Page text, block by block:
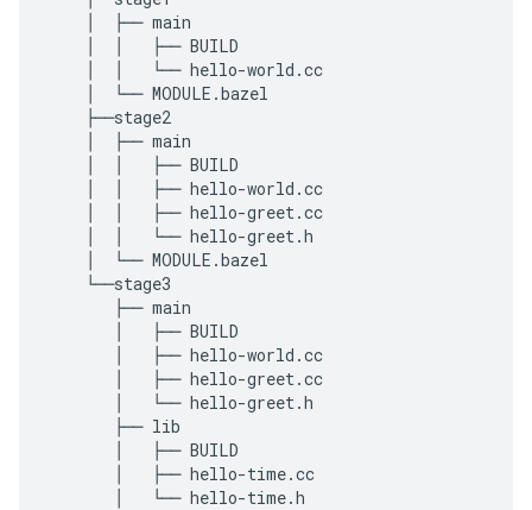
    │  ├── main
    │  │   ├── BUILD
    │  │   └── hello-world.cc
    │  └── MODULE.bazel
    ├──stage2
    │  ├── main
    │  │   ├── BUILD
    │  │   ├── hello-world.cc
    │  │   ├── hello-greet.cc
    │  │   └── hello-greet.h
    │  └── MODULE.bazel
    └──stage3
       ├── main
       │   ├── BUILD
       │   ├── hello-world.cc
       │   ├── hello-greet.cc
       │   └── hello-greet.h
       ├── lib
       │   ├── BUILD
       │   ├── hello-time.cc
       │   └── hello-time.h